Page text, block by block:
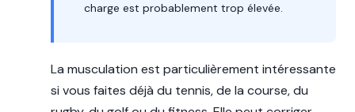
charge est probablement trop élevée.
La musculation est particulièrement intéressante
si vous faites déjà du tennis, de la course, du